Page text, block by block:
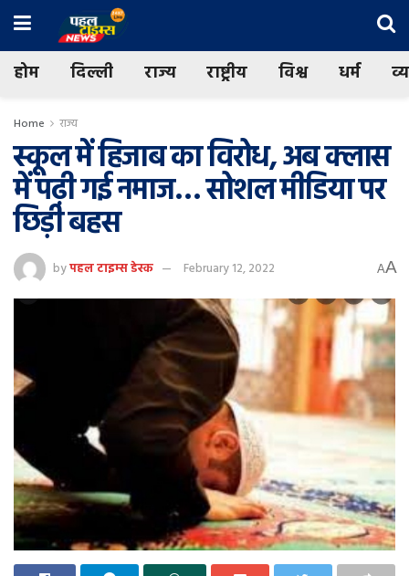
होम दिल्ली राज्य राष्ट्रीय विश्व धर्म
Home राज्य
स्कूल में हिजाब का विरोध, अब क्लास
में पढ़ी गई नमाज… सोशल मीडिया पर
छिड़ी बहस
byपहल टाइम्स डेस्क February 12, 2022 AA